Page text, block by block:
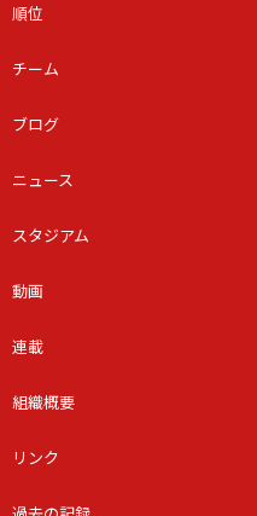
順位
チーム
ブログ
ニュース
スタジアム
動画
連載
組織概要
リンク